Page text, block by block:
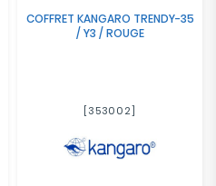
COFFRET KANGARO TRENDY-35
/ Y3 / ROUGE
[353002]